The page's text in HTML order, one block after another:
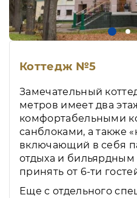
Коттедж №5
Замечательный
метров имеет два
комфортабельными
санблоками, а также
включающий в себя
отдыха и бильярдным
принять от 6-ти
Еще с отдельного